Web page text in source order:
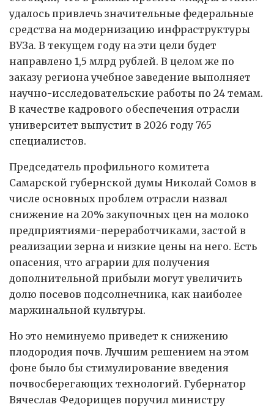
удалось привлечь значительные федеральные
средства на модернизацию инфраструктуры
ВУЗа. В текущем году на эти цели будет
направлено 1,5 млрд рублей. В целом же по
заказу региона учебное заведение выполняет
научно-исследовательские работы по 24 темам.
В качестве кадрового обеспечения отрасли
университет выпустит в 2026 году 765
специалистов.
Председатель профильного комитета
Самарской губернской думы Николай Сомов в
числе основных проблем отрасли назвал
снижение на 20% закупочных цен на молоко
предприятиями-переработчиками, застой в
реализации зерна и низкие цены на него. Есть
опасения, что аграрии для получения
дополнительной прибыли могут увеличить
долю посевов подсолнечника, как наиболее
маржинальной культуры.
Но это неминуемо приведет к снижению
плодородия почв. Лучшим решением на этом
фоне было бы стимулирование введения
почвосберегающих технологий. Губернатор
Вячеслав Федорищев поручил министру